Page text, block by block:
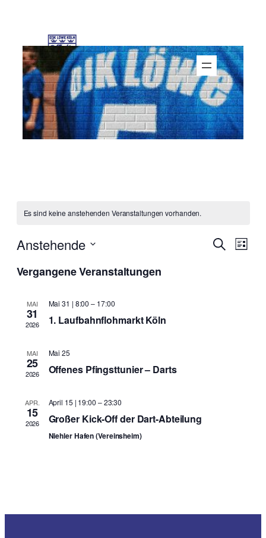
Es sind keine anstehenden Veranstaltungen vorhanden.
SucheListe
Anstehende
wählen.
Vergangene Veranstaltungen
MAI
31
2026
Mai 31 | 8:00 – 17:00
1. Laufbahnflohmarkt Köln
MAI
25
2026
Mai 25
Offenes Pfingsttunier – Darts
APR.
15
2026
April 15 | 19:00 –23:30
Großer Kick-Off der Dart-Abteilung
Niehler Hafen (Vereinsheim)